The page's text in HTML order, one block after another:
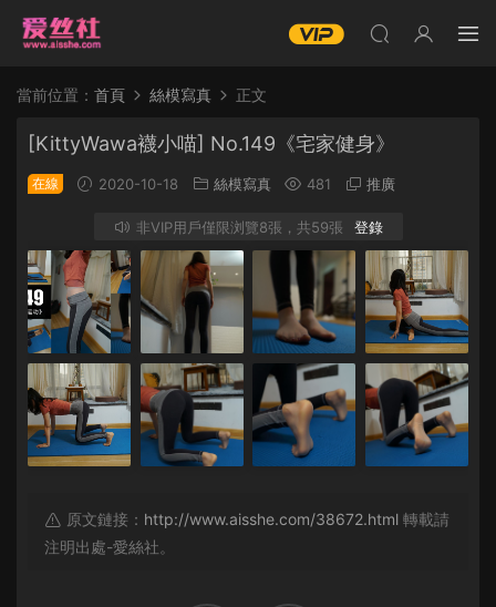
當前位置： 首頁 絲模寫真 正文
[KittyWawa襪小喵] No.149《宅家健身》
在線 2020-10-18 絲模寫真 481 推廣
非VIP用戶僅限浏覽8張，共59張 登錄
原文鏈接： http://www.aisshe.com/38672.html 轉載請
注明出處-愛絲社。